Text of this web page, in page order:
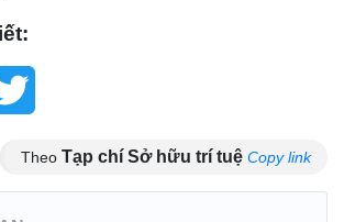
Theo Tạp chí Sở hữu trí tuệ Copy link